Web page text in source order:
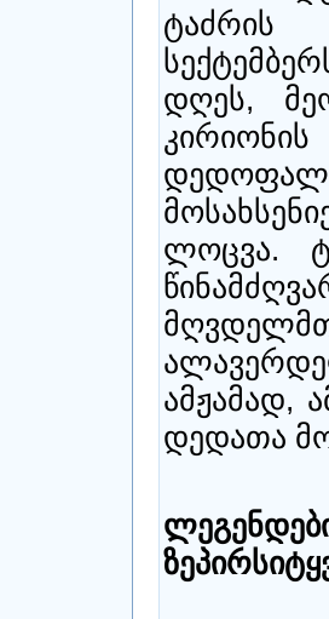
დღეს,
ლოცვა.
ამჟამად,
დედათა